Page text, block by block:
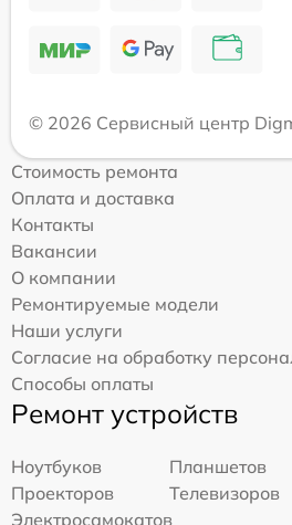
© 2026 Сервисный центр
Стоимость ремонта
Оплата и доставка
Контакты
Вакансии
О компании
Ремонтируемые модели
Наши услуги
Согласие на обработку
Способы оплаты
Ремонт устройств
Ноутбуков
Планшетов
Проекторов
Телевизоров
Электросамокатов